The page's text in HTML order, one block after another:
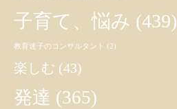
子育て、悩み (439)
教育迷子のコンサルタント (2)
楽しむ (43)
発達 (365)